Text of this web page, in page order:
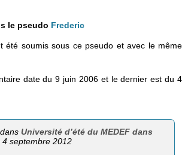
le pseudo Frederic
été soumis sous ce pseudo et avec le même
date du 9 juin 2006 et le dernier est du 4
dansUniversité d’été du MEDEF dans
4 septembre 2012